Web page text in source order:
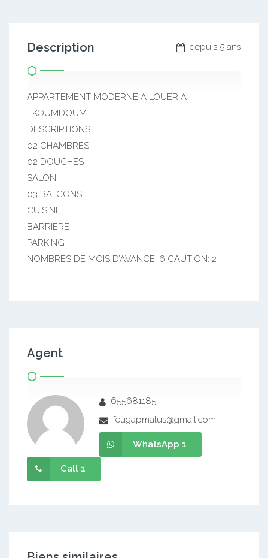
depuis 5 ans
Description
APPARTEMENT MODERNE A LOUER A
EKOUMDOUM
DESCRIPTIONS:
02 CHAMBRES
02 DOUCHES
SALON
03 BALCONS
CUISINE
BARRIERE
PARKING
NOMBRES DE MOIS D’AVANCE: 6 CAUTION: 2
Agent
655681185
feugapmalus@gmail.com
WhatsApp 1
Call 1